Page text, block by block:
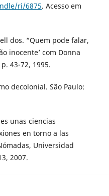
ri/6875. Acesso em
dos. “Quem pode falar,
inocente’ com Donna
43-72, 1995.
decolonial. São Paulo:
unas ciencias
en torno a las
Universidad
2007.